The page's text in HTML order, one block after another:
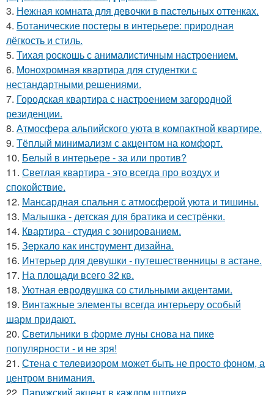
3. Нежная комната для девочки в пастельных оттенках.
4. Ботанические постеры в интерьере: природная
лёгкость и стиль.
5. Тихая роскошь с анималистичным настроением.
6. Монохромная квартира для студентки с
нестандартными решениями.
7. Городская квартира с настроением загородной
резиденции.
8. Атмосфера альпийского уюта в компактной квартире.
9. Тёплый минимализм с акцентом на комфорт.
10. Белый в интерьере - за или против?
11. Светлая квартира - это всегда про воздух и
спокойствие.
12. Мансардная спальня с атмосферой уюта и тишины.
13. Малышка - детская для братика и сестрёнки.
14. Квартира - студия с зонированием.
15. Зеркало как инструмент дизайна.
16. Интерьер для девушки - путешественницы в астане.
17. На площади всего 32 кв.
18. Уютная евродвушка со стильными акцентами.
19. Винтажные элементы всегда интерьеру особый
шарм придают.
20. Светильники в форме луны снова на пике
популярности - и не зря!
21. Стена с телевизором может быть не просто фоном, а
центром внимания.